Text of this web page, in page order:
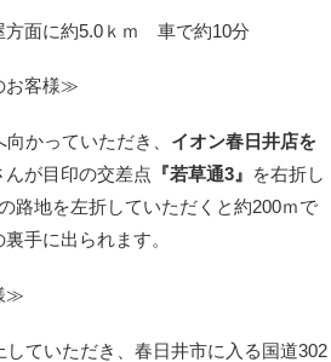
面に約5.0ｋｍ 車で約10分
お客様≫
かっていただき、 イオン春日井店を
んが目印の交差点 『若草通3』 を右折し
路地を左折していただくと約200ｍで
手に出られます。
≫
ていただき、春日井市に入る国道302